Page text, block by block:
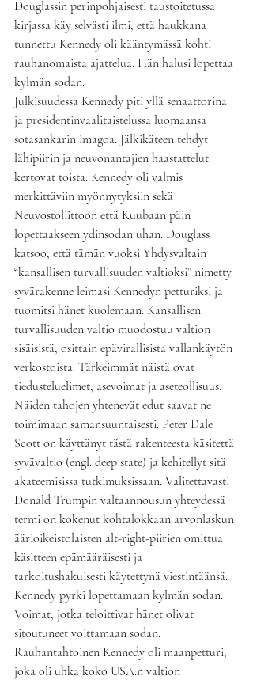
Douglassin perinpohjaisesti taustoitetussa
kirjassa käy selvästi ilmi, että haukkana
tunnettu Kennedy oli kääntymässä kohti
rauhanomaista ajattelua. Hän halusi lopettaa
kylmän sodan.
Julkisuudessa Kennedy piti yllä senaattorina
ja presidentinvaalitaistelussa luomaansa
sotasankarin imagoa. Jälkikäteen tehdyt
lähipiirin ja neuvonantajien haastattelut
kertovat toista: Kennedy oli valmis
merkittäviin myönnytyksiin sekä
Neuvostoliittoon että Kuubaan päin
lopettaakseen ydinsodan uhan. Douglass
katsoo, että tämän vuoksi Yhdysvaltain
“kansallisen turvallisuuden valtioksi” nimetty
syvärakenne leimasi Kennedyn petturiksi ja
tuomitsi hänet kuolemaan. Kansallisen
turvallisuuden valtio muodostuu valtion
sisäisistä, osittain epävirallisista vallankäytön
verkostoista. Tärkeimmät näistä ovat
tiedusteluelimet, asevoimat ja aseteollisuus.
Näiden tahojen yhtenevät edut saavat ne
toimimaan samansuuntaisesti. Peter Dale
Scott on käyttänyt tästä rakenteesta käsitettä
syvävaltio (engl. deep state) ja kehitellyt sitä
akateemisissa tutkimuksissaan. Valitettavasti
Donald Trumpin valtaannousun yhteydessä
termi on kokenut kohtalokkaan arvonlaskun
äärioikeistolaisten alt-right-piirien omittua
käsitteen epämääräisesti ja
tarkoitushakuisesti käytettynä viestintäänsä.
Kennedy pyrki lopettamaan kylmän sodan.
Voimat, jotka teloittivat hänet olivat
sitoutuneet voittamaan sodan.
Rauhantahtoinen Kennedy oli maanpetturi,
joka oli uhka koko USA:n valtion